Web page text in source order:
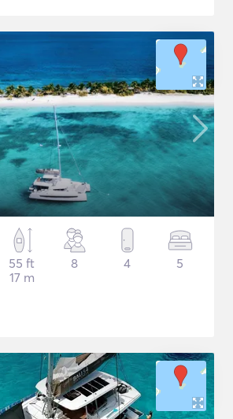
55 ft
17 m
8 4 5